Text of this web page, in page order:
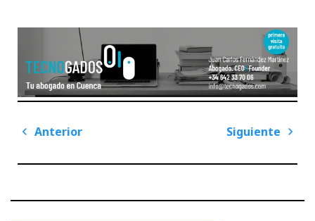
Navegación
entradas
Anterior
Siguiente